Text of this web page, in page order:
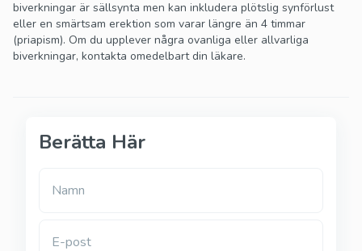
biverkningar är sällsynta men kan inkludera plötslig synförlust
eller en smärtsam erektion som varar längre än 4 timmar
(priapism). Om du upplever några ovanliga eller allvarliga
biverkningar, kontakta omedelbart din läkare.
Berätta Här
Namn
E-post